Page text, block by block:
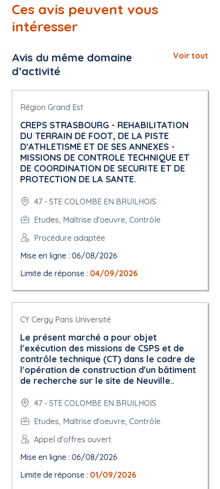
Ces avis peuvent vous
intéresser
Avis du même domaine
d’activité
Voir tout
Région Grand Est
CREPS STRASBOURG - REHABILITATION
DU TERRAIN DE FOOT, DE LA PISTE
D'ATHLETISME ET DE SES ANNEXES -
MISSIONS DE CONTROLE TECHNIQUE ET
DE COORDINATION DE SECURITE ET DE
PROTECTION DE LA SANTE.
47 - STE COLOMBE EN BRUILHOIS
Etudes, Maîtrise d'oeuvre, Contrôle
Procédure adaptée
Mise en ligne : 06/08/2026
Limite de réponse : 04/09/2026
CY Cergy Paris Université
Le présent marché a pour objet
l'exécution des missions de CSPS et de
contrôle technique (CT) dans le cadre de
l'opération de construction d'un bâtiment
de recherche sur le site de Neuville..
47 - STE COLOMBE EN BRUILHOIS
Etudes, Maîtrise d'oeuvre, Contrôle
Appel d'offres ouvert
Mise en ligne : 06/08/2026
Limite de réponse : 01/09/2026